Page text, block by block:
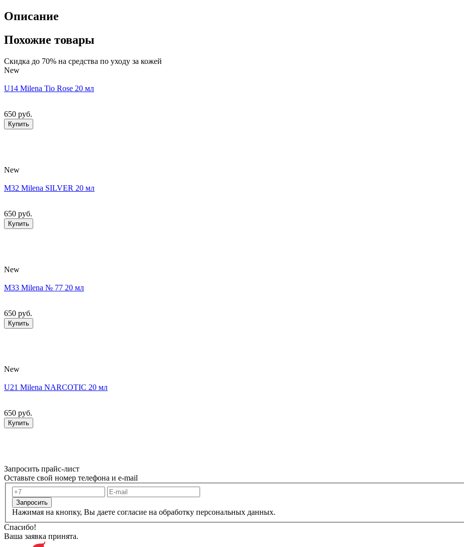
Описание
Похожие товары
Скидка до 70% на средства по уходу за кожей
New
U14 Milena Tio Rose 20 мл
650 руб.
Купить
New
M32 Milena SILVER 20 мл
650 руб.
Купить
New
M33 Milena № 77 20 мл
650 руб.
Купить
New
U21 Milena NARCOTIC 20 мл
650 руб.
Купить
Запросить прайс-лист
Оставьте свой номер телефона и e-mail
Запросить
Нажимая на кнопку, Вы даете согласие на обработку персональных данных.
Спасибо!
Ваша заявка принята.